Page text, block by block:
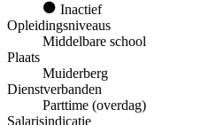
Inactief
Opleidingsniveaus
Middelbare school
Plaats
Muiderberg
Dienstverbanden
Parttime (overdag)
Salarisindicatie